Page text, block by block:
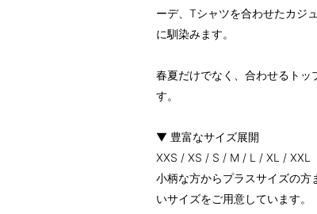
ーデ、Tシャツを合わせたカジ
に馴染みます。
春夏だけでなく、合わせるト
す。
▼ 豊富なサイズ展開
XXS / XS / S / M / L / XL / XXL
小柄な方からプラスサイズの
いサイズをご用意しています。